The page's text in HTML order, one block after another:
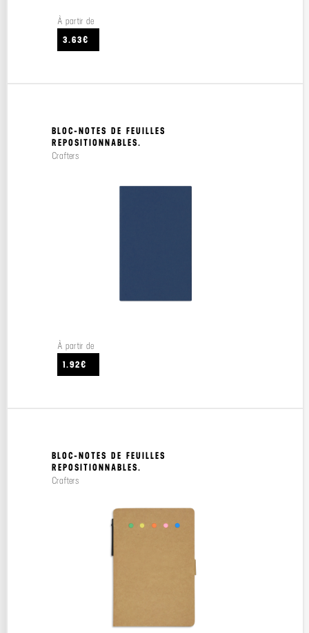
À partir de
3.63€
BLOC-NOTES DE FEUILLES
REPOSITIONNABLES.
Crafters
À partir de
1.92€
BLOC-NOTES DE FEUILLES
REPOSITIONNABLES.
Crafters